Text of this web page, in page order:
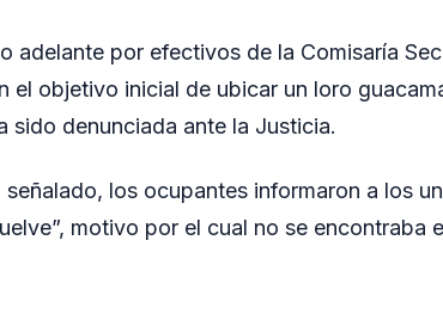
adelante por efectivos de la Comisaría
el objetivo inicial de ubicar un loro
sido denunciada ante la Justicia.
los ocupantes informaron a los
motivo por el cual no se encontraba